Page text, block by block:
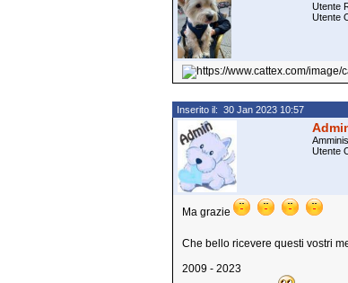
Utente
Utente
Inserito il: 30 Jan 2023 10:57
Utente
Ma grazie
Che bello ricevere questi vostri
2009 - 2023